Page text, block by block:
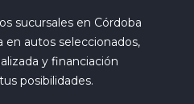
sucursales en Córdoba
en autos seleccionados,
y financiación
posibilidades.